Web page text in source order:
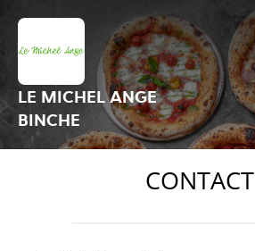
LE MICHEL ANGE
BINCHE
CONTACT